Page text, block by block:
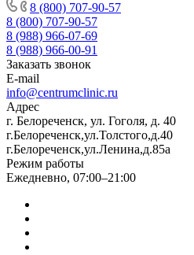
8 (800) 707-90-57
8 (800) 707-90-57
8 (988) 966-07-69
8 (988) 966-00-91
Заказать звонок
E-mail
info@centrumclinic.ru
Адрес
г. Белореченск, ул. Гоголя, д. 40
г.Белореченск,ул.Толстого,д.40
г.Белореченск,ул.Ленина,д.85а
Режим работы
Ежедневно, 07:00–21:00